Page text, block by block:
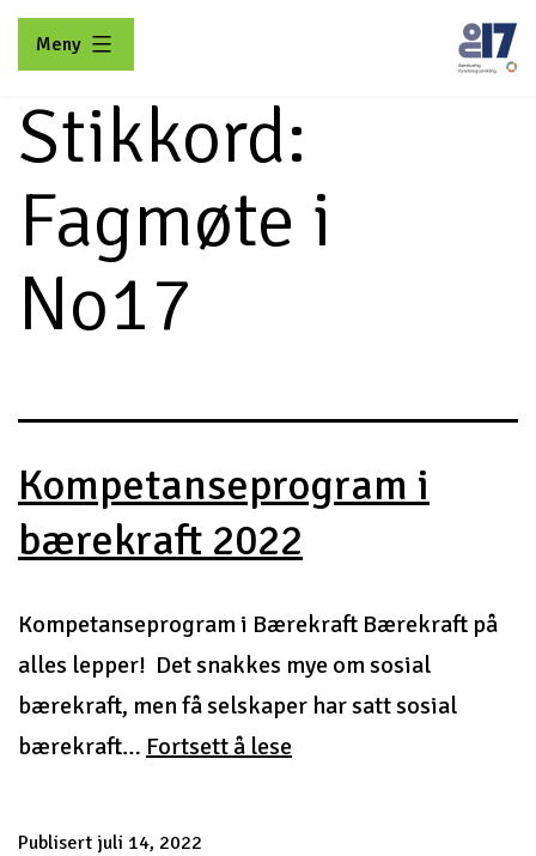
Gå
Meny
Stikkord:
Fagmøte i
No17
Kompetanseprogram i
bærekraft 2022
Kompetanseprogram i Bærekraft Bærekraft på
alles lepper! Det snakkes mye om sosial
bærekraft, men få selskaper har satt sosial
bærekraft… Fortsett å leseKompetanseprogram
Publisert juli 14, 2022